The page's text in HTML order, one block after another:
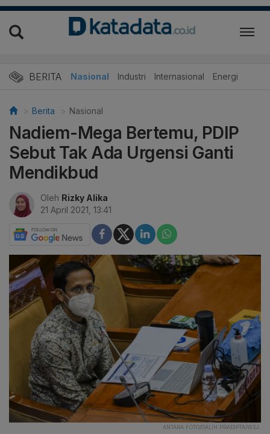
BERITA Nasional Industri Internasional Energi
Berita Nasional
Nadiem-Mega Bertemu, PDIP
Sebut Tak Ada Urgensi Ganti
Mendikbud
Oleh Rizky Alika
21 April 2021, 13:41
ANTARA FOTO/GALIH PRADIPTA/WSJ.